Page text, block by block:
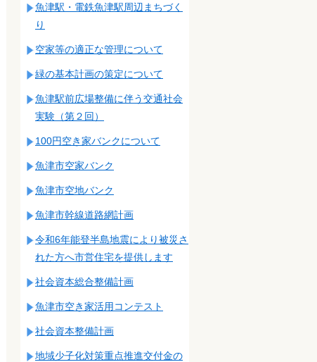
魚津駅・電鉄魚津駅周辺まちづく
り
空家等の適正な管理について
緑の基本計画の策定について
魚津駅前広場整備に伴う交通社会
実験（第２回）
100円空き家バンクについて
魚津市空家バンク
魚津市空地バンク
魚津市幹線道路網計画
令和6年能登半島地震により被災さ
れた方へ市営住宅を提供します
社会資本総合整備計画
魚津市空き家活用コンテスト
社会資本整備計画
地域少子化対策重点推進交付金の